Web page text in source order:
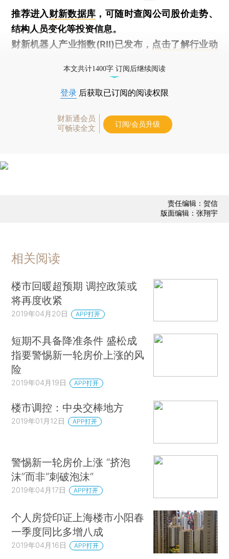
推荐进入财新数据库 ，可随时查阅公司股价走势、
结构人员变化等投资信息。
财新机器人产业指数(RII)已发布， 点击了解行业动
本文共计1400字 订阅后继续阅读
登录 后获取已订阅的阅读权限
财新通会员
可畅读全文
订阅/会员升级
责任编辑：贺信
版面编辑：张翔宇
相关阅读
楼市回暖超预期 调控政策或
将再度收紧
2019年04月20日 APP打开
短期不具备降准条件 盛松成
指要警惕新一轮房价上涨的风
险
2019年04月19日 APP打开
楼市调控：中央交棒地方
2019年01月12日 APP打开
警惕新一轮房价上涨 “挤泡
沫”而非“刺破泡沫”
2019年04月17日 APP打开
个人房贷印证上海楼市小阳春
一季度同比多增八成
2019年04月16日 APP打开